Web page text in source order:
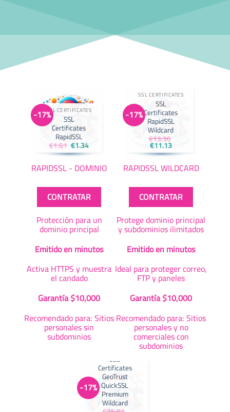
-17%SSL CERTIFICATES
SSL
Certificates
RapidSSL
€1.61 El
precio
original
era:
€1.61.
€1.34Elprecio
actual
es:
€1.34.
RAPIDSSL - DOMINIO
CONTRATAR
Protección para un
dominio principal
Emitido en minutos
Activa HTTPS y muestra
el candado
Garantía $10,000
Recomendado para: Sitios
personales sin
subdominios
-17%
SSL CERTIFICATES
SSL
Certificates
RapidSSL
Wildcard
€13.36
El
precio
original
era:
€13.36.
€11.13Elprecio
actual
es:
€11.13.
RAPIDSSL WILDCARD
CONTRATAR
Protege dominio principal
y subdominios ilimitados
Emitido en minutos
Ideal para proteger correo,
FTP y paneles
Garantía $10,000
Recomendado para: Sitios
personales y no
comerciales con
subdominios
-17%
SSL
Certificates
GeoTrust
QuickSSL
Premium
Wildcard